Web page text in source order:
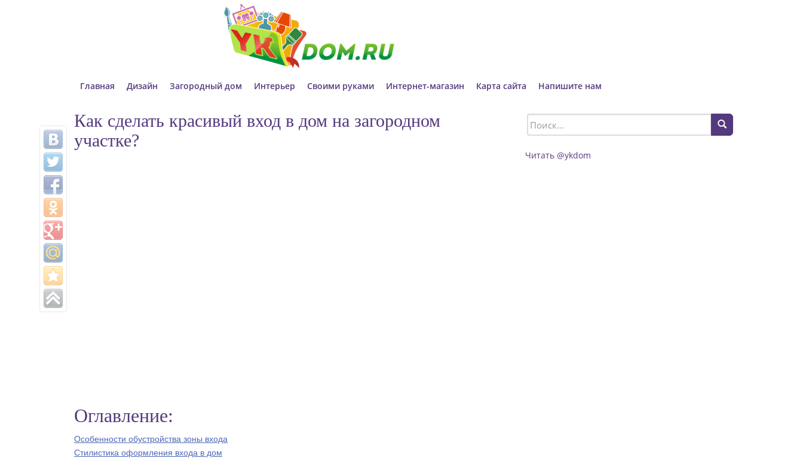
Главная Дизайн Загородный дом Интерьер Своими руками Интернет-магазин Карта сайта Напишите нам
Как сделать красивый вход в дом на загородном
участке?
Оглавление:
Особенности обустройства зоны входа
Стилистика оформления входа в дом
Читать @ykdom